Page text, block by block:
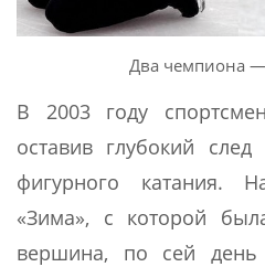
Два чемпиона
В 2003 году
оставив глубокий
фигурного катания.
«Зима», с которой
вершина, по сей день